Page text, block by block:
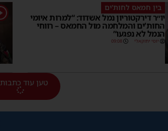
בין חמאס לחות'ים
יו״ר דירקטוריון נמל אשדוד: “למרות איומי
החות’ים והמלחמה מול החמאס – רווחי
הנמל לא נפגעו”
יוסי יחזקאלי 09:08
1
טען עוד כתבות